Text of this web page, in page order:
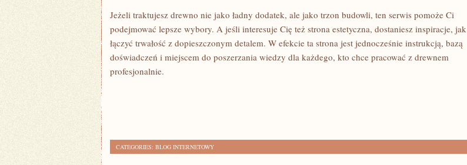
Jeżeli traktujesz drewno nie jako ładny dodatek, ale jako trzon budowli, ten serwis pomoże Ci
podejmować lepsze wybory. A jeśli interesuje Cię też strona estetyczna, dostaniesz inspiracje, jak
łączyć trwałość z dopieszczonym detalem. W efekcie ta strona jest jednocześnie instrukcją, bazą
doświadczeń i miejscem do poszerzania wiedzy dla każdego, kto chce pracować z drewnem
profesjonalnie.
CATEGORIES: BLOG INTERNETOWY